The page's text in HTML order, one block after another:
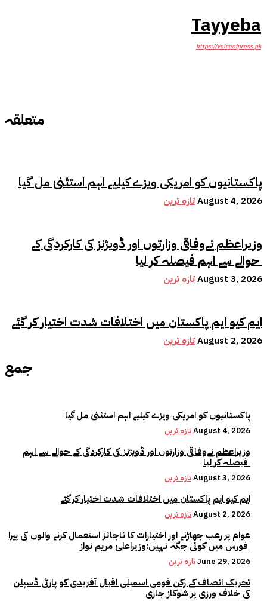
متعلقہ
پاکستانیوں کو امریکی ویزے کیلیے اہم استثنیٰ مل گیا
تازہ ترینAugust 4, 2026
وزیراعظم نےوفاقی وزارتوں اور ڈویژنز کی کارکردگی کے
حوالے سے اہم فیصلہ کر لیا
تازہ ترینAugust 3, 2026
ایم کیو ایم پاکستان میں اختلافات شدت اختیار کر گئے
تازہ ترینAugust 2, 2026
جمع
پاکستانیوں کو امریکی ویزے کیلیے اہم استثنیٰ مل گیا
تازہ ترینAugust 4, 2026
وزیراعظم نےوفاقی وزارتوں اور ڈویژنز کی کارکردگی کے حوالے سے اہم
تازہ ترینAugust 3, 2026
ایم کیو ایم پاکستان میں اختلافات شدت اختیار کر گئے
تازہ ترینAugust 2, 2026
عوام پر رعب جھاڑنے اور اختیارات کا ناجائز استعمال کرنے والوں کی پیرا
تازہ ترینJune 29, 2026
تحریک انصاف کے رکن قومی اسمبلی اقبال آفریدی کو پارٹی ڈسپلن
کی خلاف ورزی پر شوکاز جاری
Tayyeba
https://voiceofpress.pk